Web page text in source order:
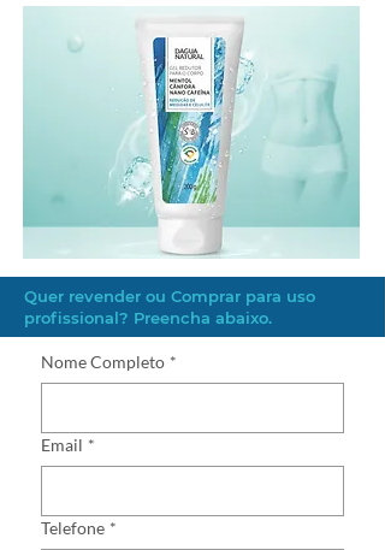
Quer revender ou Comprar para uso
profissional? Preencha abaixo.
Nome Completo *
Email *
Telefone *